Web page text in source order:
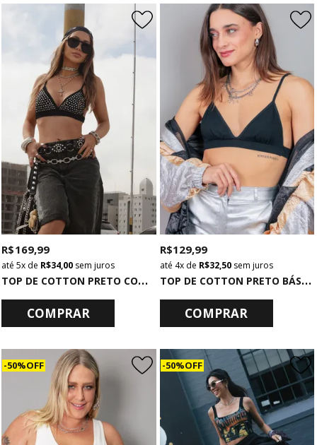
T
OP DE COTTON PRETO COM APLIQUE TACHAS
R$ 169,99
5x de R$ 34,00 sem juros
COMPRAR
T
OP DE COTTON PRETO BÁSICO
R$ 129,99
4xde R$ 32,50sem juros
COMPRAR
50% OFF 50% OFF